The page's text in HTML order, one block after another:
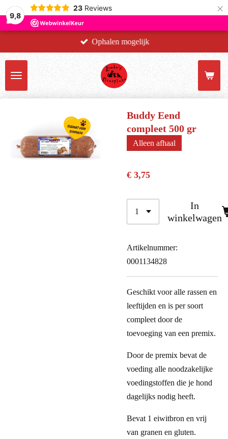
9,8
23 Reviews ×
Ophalen mogelijk
Buddy Eend
compleet 500 gr
Alleen afhaal
€ 3,75
In
winkelwagen
Artikelnummer:
0001134828
Geschikt voor alle rassen en
leeftijden en is per soort
compleet door de
toevoeging van een premix.
Door de premix bevat de
voeding alle noodzakelijke
voedingstoffen die je hond
dagelijks nodig heeft.
Bevat 1 eiwitbron en vrij
van granen en gluten.